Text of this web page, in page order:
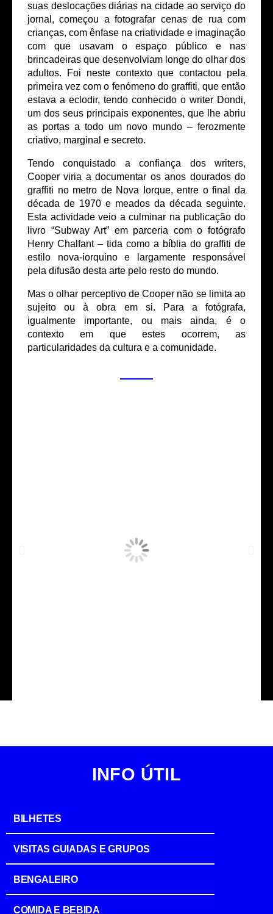
suas deslocações diárias na cidade ao serviço do
jornal, começou a fotografar cenas de rua com
crianças, com ênfase na criatividade e imaginação
com que usavam o espaço público e nas
brincadeiras que desenvolviam longe do olhar dos
adultos. Foi neste contexto que contactou pela
primeira vez com o fenómeno do graffiti, que então
estava a eclodir, tendo conhecido o writer Dondi,
um dos seus principais exponentes, que lhe abriu
as portas a todo um novo mundo – ferozmente
criativo, marginal e secreto.
Tendo conquistado a confiança dos writers,
Cooper viria a documentar os anos dourados do
graffiti no metro de Nova Iorque, entre o final da
década de 1970 e meados da década seguinte.
Esta actividade veio a culminar na publicação do
livro “Subway Art” em parceria com o fotógrafo
Henry Chalfant – tida como a bíblia do graffiti de
estilo nova-iorquino e largamente responsável
pela difusão desta arte pelo resto do mundo.
Mas o olhar perceptivo de Cooper não se limita ao
sujeito ou à obra em si. Para a fotógrafa,
igualmente importante, ou mais ainda, é o
contexto em que estes ocorrem, as
particularidades da cultura e a comunidade.
INFO ÚTIL
BILHETES
VISITAS GUIADAS E GRUPOS
BENGALEIRO
COMIDA E BEBIDA